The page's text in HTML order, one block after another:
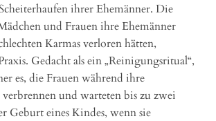
ihrer Ehemänner. Die
und Frauen ihre Ehemänner
Karmas verloren hätten,
Gedacht als ein „Reinigungsritual“,
es, die Frauen während ihre
und warteten bis zu zwei
Geburt eines Kindes, wenn sie